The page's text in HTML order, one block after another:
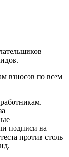
взносов по всем
подписи на
против столь